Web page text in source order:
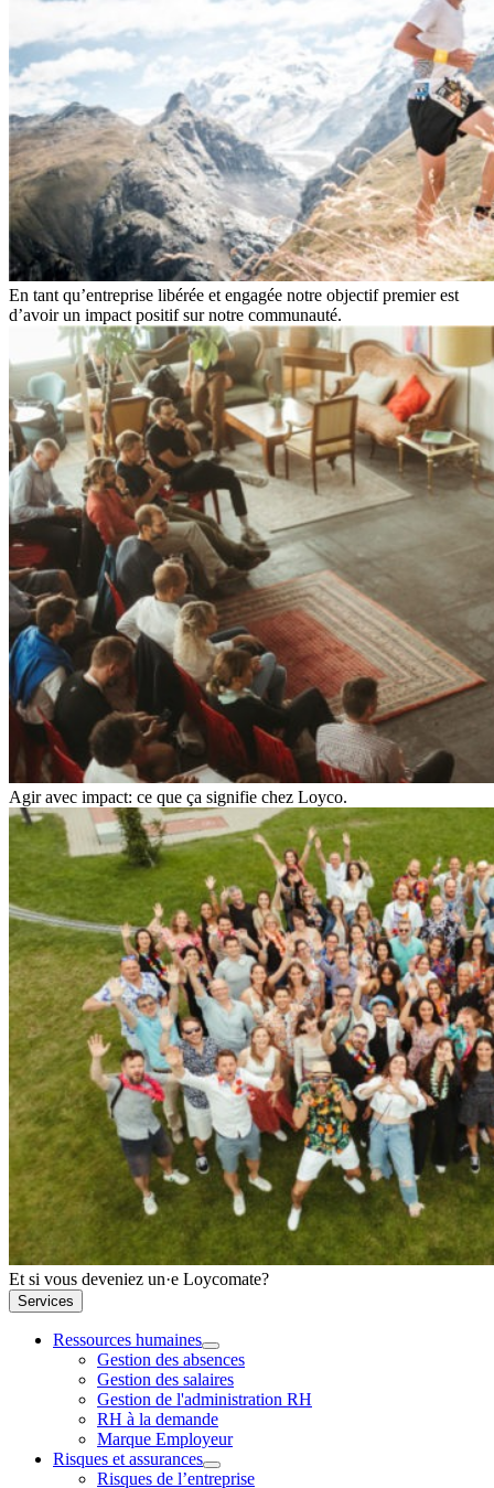
En tant qu’entreprise libérée et engagée notre objectif premier est
d’avoir un impact positif sur notre communauté.
Agir avec impact: ce que ça signifie chez Loyco.
Et si vous deveniez un·e Loycomate?
Services
Ressources humaines
Gestion des absences
Gestion des salaires
Gestion de l'administration RH
RH à la demande
Marque Employeur
Risques et assurances
Risques de l’entreprise